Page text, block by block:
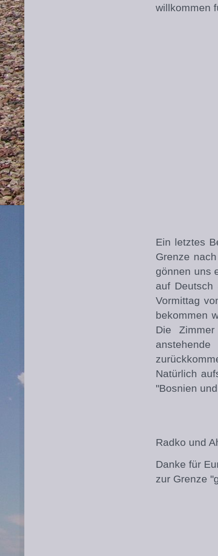
willkommen
Ein letztes
Grenze
gönnen uns
auf
Vormittag
bekommen
Die
Natürlich
"Bosnien
Radko und
Danke für
zur Grenze